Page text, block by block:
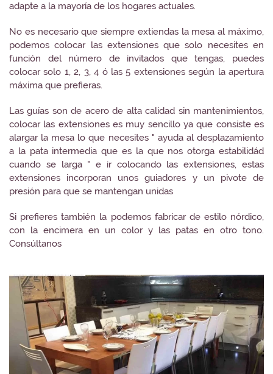
adapte a la mayoría de los hogares actuales.
No es necesario que siempre extiendas la mesa al máximo,
podemos colocar las extensiones que solo necesites en
función del número de invitados que tengas, puedes
colocar solo 1, 2, 3, 4 ó las 5 extensiones según la apertura
máxima que prefieras.
Las guías son de acero de alta calidad sin mantenimientos,
colocar las extensiones es muy sencillo ya que consiste es
alargar la mesa lo que necesites " ayuda al desplazamiento
a la pata intermedia que es la que nos otorga estabilidád
cuando se larga " e ir colocando las extensiones, estas
extensiones incorporan unos guiadores y un pivote de
presión para que se mantengan unidas
Si prefieres también la podemos fabricar de estilo nórdico,
con la encimera en un color y las patas en otro tono.
Consúltanos